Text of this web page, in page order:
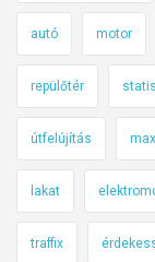
autó motor
repülőtér
útfelújítás
lakat
traffix